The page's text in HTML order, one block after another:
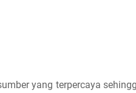
yang terpercaya